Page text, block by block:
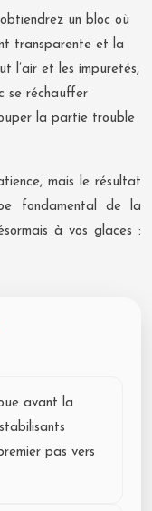
un bloc où
transparente et la
l’air et les impuretés,
se réchauffer
la partie trouble
mais le résultat
fondamental de la
à vos glaces :
avant la
pas vers